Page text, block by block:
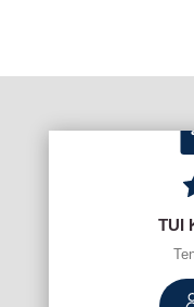
TUI